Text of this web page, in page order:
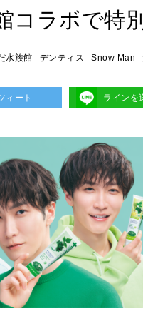
コラボで特
水族館 デンティス Snow Man
ィート ラインを